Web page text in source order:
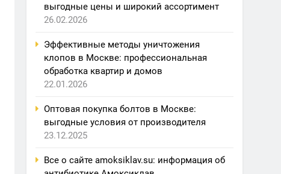
выгодные цены и широкий ассортимент
26.02.2026
Эффективные методы уничтожения
клопов в Москве: профессиональная
обработка квартир и домов
22.01.2026
Оптовая покупка болтов в Москве:
выгодные условия от производителя
23.12.2025
Все о сайте amoksiklav.su: информация об